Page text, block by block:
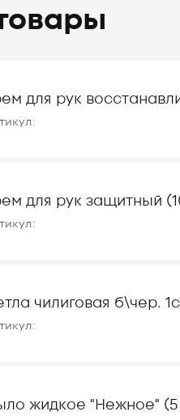
для рук
для рук защитный
чилиговая б\чер.
жидкое "Нежное" (5